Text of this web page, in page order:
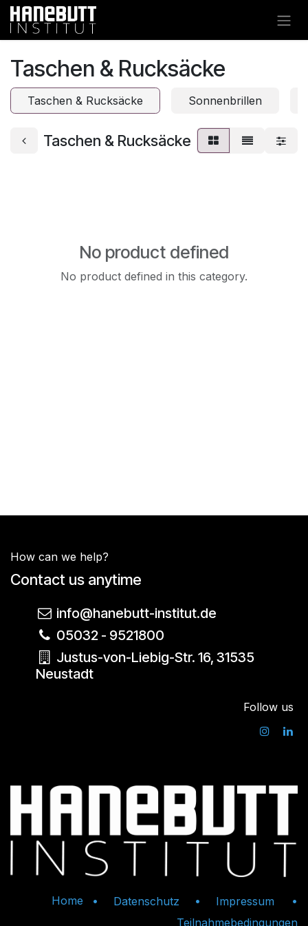
Skip to Content
Taschen & Rucksäcke
Taschen & Rucksäcke Sonnenbrillen
Taschen & Rucksäcke
No product defined
No product defined in this category.
How can we help?
Contact us anytime
info@hanebutt-institut.de
05032 - 9521800
Justus-von-Liebig-Str. 16, 31535
Neustadt
Follow us
Home • Datenschutz • Impressum
•
Teilnahmebedingungen